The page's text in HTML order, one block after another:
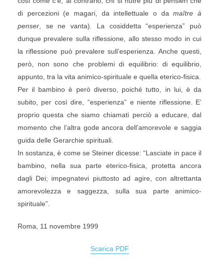
di percezioni (e magari, da intellettuale o damaître à
penser, se ne vanta). La cosiddetta “esperienza” può
dunque prevalere sulla riflessione, allo stesso modo in cui
la riflessione può prevalere sull’esperienza. Anche questi,
però, non sono che problemi di equilibrio: di equilibrio,
appunto, tra la vita animico-spirituale e quella eterico-fisica.
Per il bambino è però diverso, poiché tutto, in lui, è da
subito, per così dire, “esperienza” e niente riflessione. E’
proprio questa che siamo chiamati perciò a educare, dal
momento che l’altra gode ancora dell’amorevole e saggia
guida delle Gerarchie spirituali.
In sostanza, è come se Steiner dicesse: “Lasciate in pace il
bambino, nella sua parte eterico-fisica, protetta ancora
dagli Dei; impegnatevi piuttosto ad agire, con altrettanta
amorevolezza e saggezza, sulla sua parte animico-
spirituale”.
Roma, 11 novembre 1999
Scarica PDF